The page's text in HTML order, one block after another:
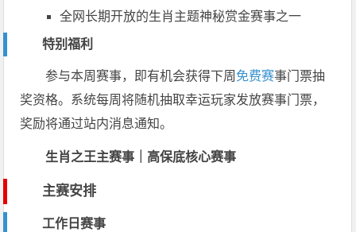
全网长期开放的生肖主题神秘赏金赛事之一
特别福利
参与本周赛事，即有机会获得下周 免费赛事门票抽
奖资格。系统每周将随机抽取幸运玩家发放赛事门票，
奖励将通过站内消息通知。
生肖之王主赛事｜高保底核心赛事
主赛安排
工作日赛事